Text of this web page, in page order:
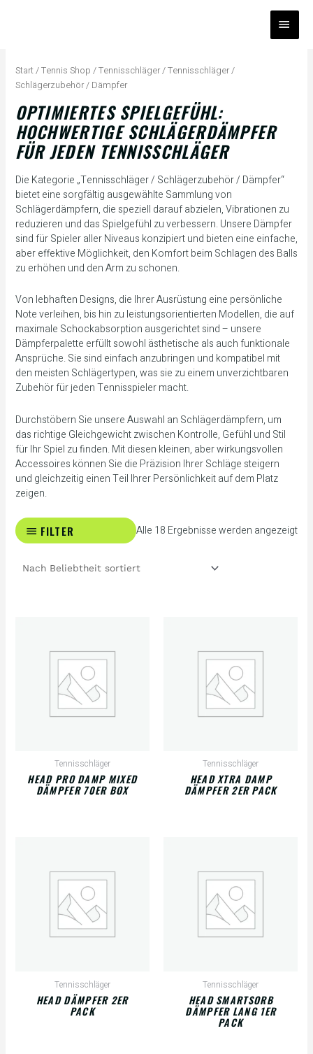
Start/Tennis Shop /Tennisschläger/ Tennisschläger /
Schlägerzubehör / Dämpfer
OPTIMIERTES SPIELGEFÜHL:
HOCHWERTIGE SCHLÄGERDÄMPFER
FÜR JEDEN TENNISSCHLÄGER
Die Kategorie „Tennisschläger / Schlägerzubehör / Dämpfer“
bietet eine sorgfältig ausgewählte Sammlung von
Schlägerdämpfern, die speziell darauf abzielen, Vibrationen zu
reduzieren und das Spielgefühl zu verbessern. Unsere Dämpfer
sind für Spieler aller Niveaus konzipiert und bieten eine einfache,
aber effektive Möglichkeit, den Komfort beim Schlagen des Balls
zu erhöhen und den Arm zu schonen.
Von lebhaften Designs, die Ihrer Ausrüstung eine persönliche
Note verleihen, bis hin zu leistungsorientierten Modellen, die auf
maximale Schockabsorption ausgerichtet sind – unsere
Dämpferpalette erfüllt sowohl ästhetische als auch funktionale
Ansprüche. Sie sind einfach anzubringen und kompatibel mit
den meisten Schlägertypen, was sie zu einem unverzichtbaren
Zubehör für jeden Tennisspieler macht.
Durchstöbern Sie unsere Auswahl an Schlägerdämpfern, um
das richtige Gleichgewicht zwischen Kontrolle, Gefühl und Stil
für Ihr Spiel zu finden. Mit diesen kleinen, aber wirkungsvollen
Accessoires können Sie die Präzision Ihrer Schläge steigern
und gleichzeitig einen Teil Ihrer Persönlichkeit auf dem Platz
zeigen.
FILTER Alle 18 Ergebnisse werden angezeigt
Tennisschläger
HEAD PRO DAMP MIXED
DÄMPFER 70ER BOX
Tennisschläger
HEAD XTRA DAMP
DÄMPFER 2ER PACK
Tennisschläger
HEAD DÄMPFER 2ER
PACK
Tennisschläger
HEAD SMARTSORB
DÄMPFER LANG 1ER
PACK